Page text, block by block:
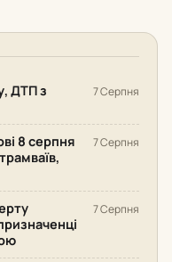
ДТП з
7 Серпня
8 серпня
7 Серпня
7 Серпня